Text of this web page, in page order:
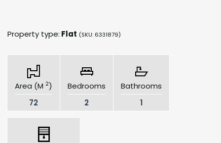
Property type: Flat (SKU: 6331879)
Area (M 2)
72
Bedrooms
2
Bathrooms
1